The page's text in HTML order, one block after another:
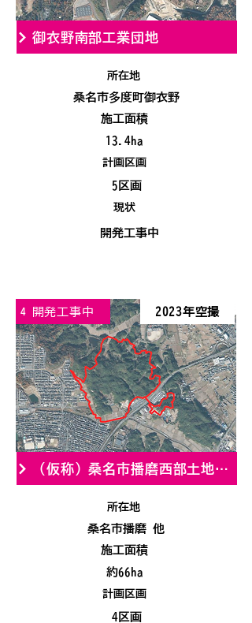
所在地
桑名市多度町御衣野
施工面積
13.4ha
計画区画
5区画
現状
開発工事中
御衣野南部工業団地
所在地
桑名市播磨 他
施工面積
約66ha
計画区画
4区画
2023年空撮
開発工事中
（仮称）桑名市播磨西部土地区画整理事業
4